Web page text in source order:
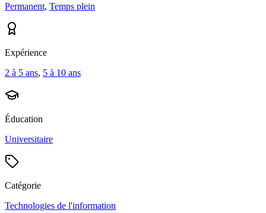
Permanent, Temps plein
Expérience
2 à 5 ans, 5 à 10 ans
Éducation
Universitaire
Catégorie
Technologies de l'information